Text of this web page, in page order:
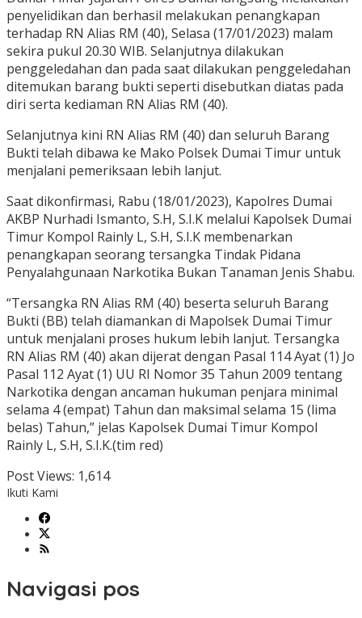
penyelidikan dan berhasil melakukan penangkapan
terhadap RN Alias RM (40), Selasa (17/01/2023) malam
sekira pukul 20.30 WIB. Selanjutnya dilakukan
penggeledahan dan pada saat dilakukan penggeledahan
ditemukan barang bukti seperti disebutkan diatas pada
diri serta kediaman RN Alias RM (40).
Selanjutnya kini RN Alias RM (40) dan seluruh Barang
Bukti telah dibawa ke Mako Polsek Dumai Timur untuk
menjalani pemeriksaan lebih lanjut.
Saat dikonfirmasi, Rabu (18/01/2023), Kapolres Dumai
AKBP Nurhadi Ismanto, S.H, S.I.K melalui Kapolsek Dumai
Timur Kompol Rainly L, S.H, S.I.K membenarkan
penangkapan seorang tersangka Tindak Pidana
Penyalahgunaan Narkotika Bukan Tanaman Jenis Shabu.
“Tersangka RN Alias RM (40) beserta seluruh Barang
Bukti (BB) telah diamankan di Mapolsek Dumai Timur
untuk menjalani proses hukum lebih lanjut. Tersangka
RN Alias RM (40) akan dijerat dengan Pasal 114 Ayat (1) Jo
Pasal 112 Ayat (1) UU RI Nomor 35 Tahun 2009 tentang
Narkotika dengan ancaman hukuman penjara minimal
selama 4 (empat) Tahun dan maksimal selama 15 (lima
belas) Tahun,” jelas Kapolsek Dumai Timur Kompol
Rainly L, S.H, S.I.K.(tim red)
Post Views: 1,614
Ikuti Kami
Navigasi pos